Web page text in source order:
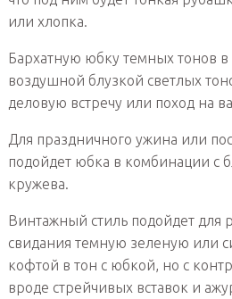
или хлопка.
Бархатную юбку темных тонов в
воздушной блузкой светлых
деловую встречу или поход на
Для праздничного ужина или
подойдет юбка в комбинации с
кружева.
Винтажный стиль подойдет для
свидания темную зеленую или
кофтой в тон с юбкой, но с
вроде стрейчивых вставок и